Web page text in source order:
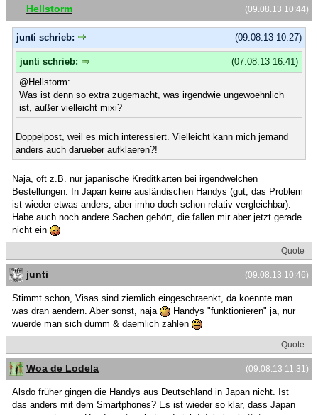
(09.08.13 10:44)
Hellstorm
(09.08.13 10:27)
junti schrieb:
(07.08.13 16:41)
junti schrieb:
@Hellstorm:
Was ist denn so extra zugemacht, was irgendwie ungewoehnlich
ist, außer vielleicht mixi?
Doppelpost, weil es mich interessiert. Vielleicht kann mich jemand
anders auch darueber aufklaeren?!
Naja, oft z.B. nur japanische Kreditkarten bei irgendwelchen
Bestellungen. In Japan keine ausländischen Handys (gut, das Problem
ist wieder etwas anders, aber imho doch schon relativ vergleichbar).
Habe auch noch andere Sachen gehört, die fallen mir aber jetzt gerade
nicht ein
Quote
(09.08.13 10:46)
junti
Stimmt schon, Visas sind ziemlich eingeschraenkt, da koennte man
was dran aendern. Aber sonst, naja
Handys "funktionieren" ja, nur
wuerde man sich dumm & daemlich zahlen
Quote
(09.08.13 11:31)
Woa de Lodela
Alsdo früher gingen die Handys aus Deutschland in Japan nicht. Ist
das anders mit dem Smartphones? Es ist wieder so klar, dass Japan